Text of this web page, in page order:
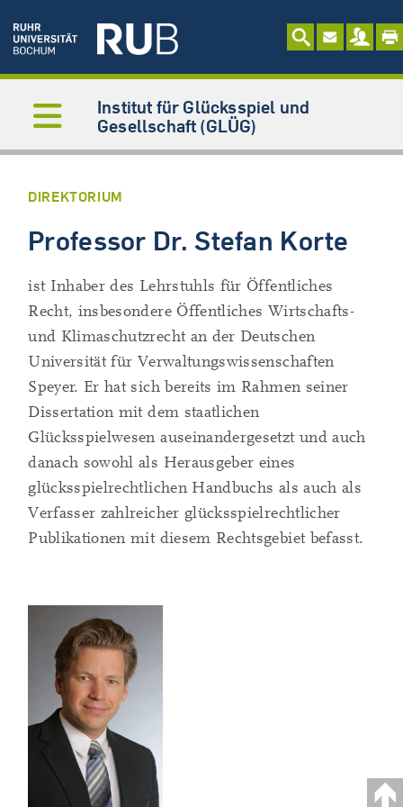
Institut für Glücksspiel und
Gesellschaft (GLÜG)
DIREKTORIUM
Professor Dr. Stefan Korte
ist Inhaber des Lehrstuhls für Öffentliches
Recht, insbesondere Öffentliches Wirtschafts-
und Klimaschutzrecht an der Deutschen
Universität für Verwaltungswissenschaften
Speyer. Er hat sich bereits im Rahmen seiner
Dissertation mit dem staatlichen
Glücksspielwesen auseinandergesetzt und auch
danach sowohl als Herausgeber eines
glücksspielrechtlichen Handbuchs als auch als
Verfasser zahlreicher glücksspielrechtlicher
Publikationen mit diesem Rechtsgebiet befasst.